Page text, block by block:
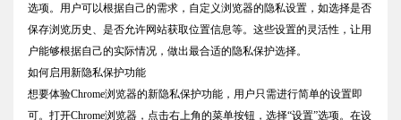
选项。用户可以根据自己的需求，自定义浏览器的隐私设置，如选择是否
保存浏览历史、是否允许网站获取位置信息等。这些设置的灵活性，让用
户能够根据自己的实际情况，做出最合适的隐私保护选择。
如何启用新隐私保护功能
想要体验Chrome浏览器的新隐私保护功能，用户只需进行简单的设置即
可。打开Chrome浏览器，点击右上角的菜单按钮，选择“设置”选项。在设